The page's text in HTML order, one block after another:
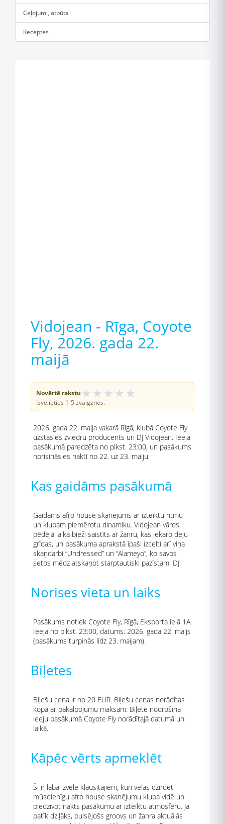
Ceļojumi, atpūta
Receptes
Vidojean - Rīga, Coyote
Fly, 2026. gada 22.
maijā
Novērtē rakstu ★ ★ ★ ★ ★
Izvēlieties 1-5 zvaigznes.
2026. gada 22. maija vakarā Rīgā, klubā Coyote Fly
uzstāsies zviedru producents un DJ Vidojean. Ieeja
pasākumā paredzēta no plkst. 23:00, un pasākums
norisināsies naktī no 22. uz 23. maiju.
Kas gaidāms pasākumā
Gaidāms afro house skanējums ar izteiktu ritmu
un klubam piemērotu dinamiku. Vidojean vārds
pēdējā laikā bieži saistīts ar žanru, kas iekaro deju
grīdas, un pasākuma aprakstā īpaši izcelti arī viņa
skaņdarbi “Undressed” un “Alameyo”, ko savos
setos mēdz atskaņot starptautiski pazīstami DJ.
Norises vieta un laiks
Pasākums notiek Coyote Fly, Rīgā, Eksporta ielā 1A.
Ieeja no plkst. 23:00, datums: 2026. gada 22. maijs
(pasākums turpinās līdz 23. maijam).
Biļetes
Biļešu cena ir no 20 EUR. Biļešu cenas norādītas
kopā ar pakalpojumu maksām. Biļete nodrošina
ieeju pasākumā Coyote Fly norādītajā datumā un
laikā.
Kāpēc vērts apmeklēt
Šī ir laba izvēle klausītājiem, kuri vēlas dzirdēt
mūsdienīgu afro house skanējumu kluba vidē un
piedzīvot nakts pasākumu ar izteiktu atmosfēru. Ja
patīk dziļāks, pulsējošs groovs un žanra aktuālās